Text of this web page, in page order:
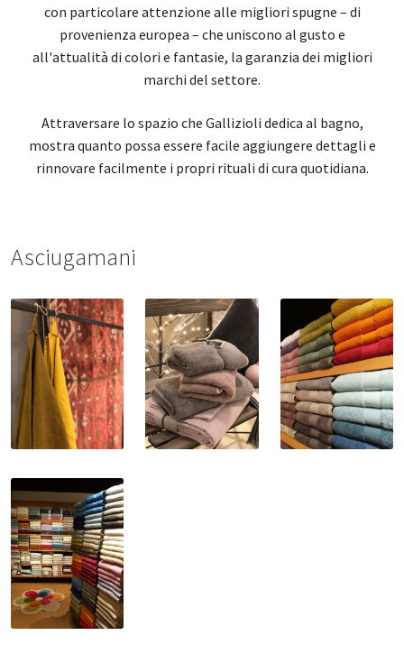
con particolare attenzione alle migliori spugne – di
provenienza europea – che uniscono al gusto e
all'attualità di colori e fantasie, la garanzia dei migliori
marchi del settore.
Attraversare lo spazio che Gallizioli dedica al bagno,
mostra quanto possa essere facile aggiungere dettagli e
rinnovare facilmente i propri rituali di cura quotidiana.
Asciugamani